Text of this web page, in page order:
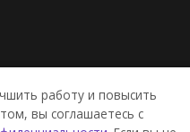
работу и повысить
вы соглашаетесь с